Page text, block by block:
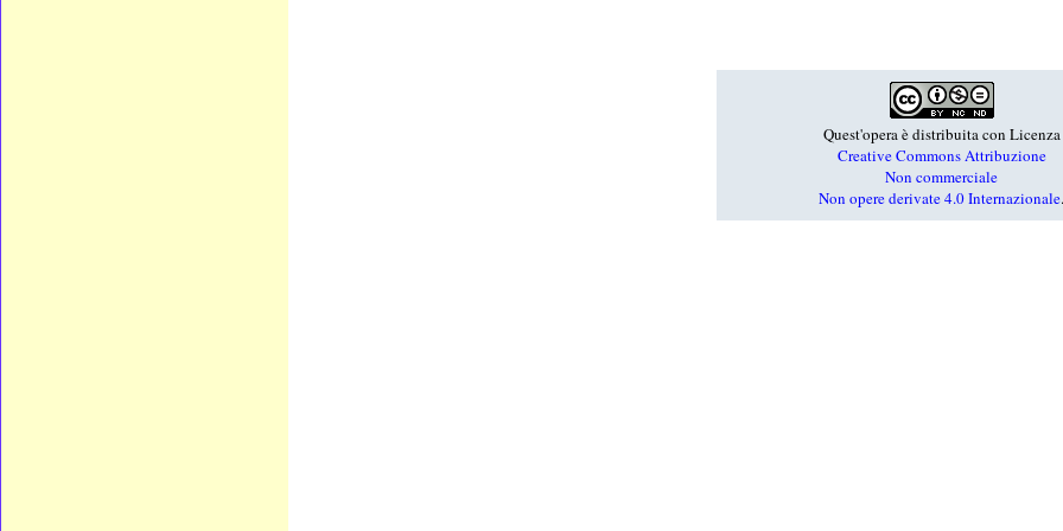
Quest'opera è distribuita con Licenza
Creative Commons Attribuzione
Non commerciale
Non opere derivate 4.0 Internazionale